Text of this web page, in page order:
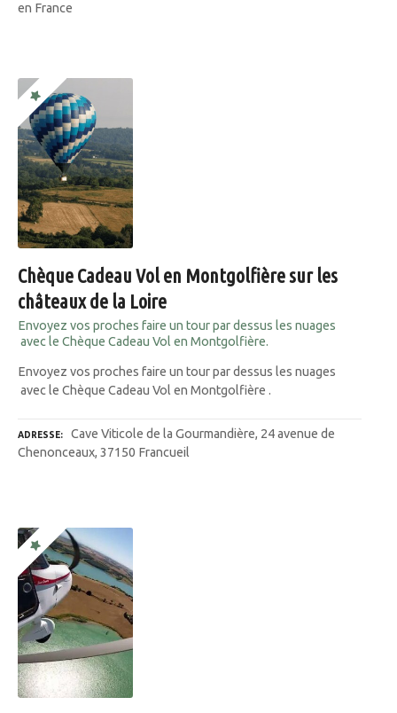
en France
Chèque Cadeau Vol en Montgolfière sur les
châteaux de la Loire
Envoyez vos proches faire un tour par dessus les nuages
avec le Chèque Cadeau Vol en Montgolfière.
Envoyez vos proches faire un tour par dessus les nuages
avec le Chèque Cadeau Vol en Montgolfière .
ADRESSE
Cave Viticole de la Gourmandière, 24 avenue de
Chenonceaux, 37150 Francueil